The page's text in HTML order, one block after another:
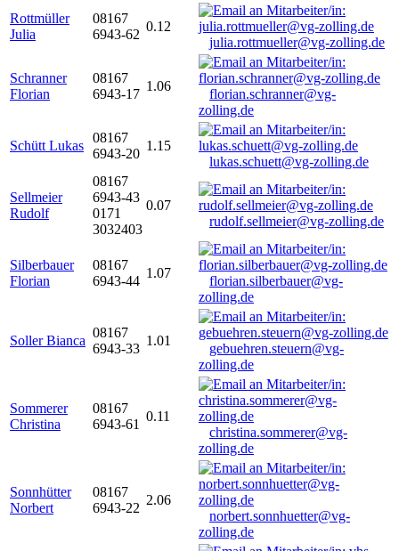
Rottmüller
Julia
08167
6943-62
0.12
julia.rottmueller@vg-zolling.de
Schranner
Florian
08167
6943-17
1.06
florian.schranner@vg-
zolling.de
Schütt Lukas
08167
6943-20
1.15
lukas.schuett@vg-zolling.de
Sellmeier
Rudolf
08167
6943-43
0171
3032403
0.07
rudolf.sellmeier@vg-zolling.de
Silberbauer
Florian
08167
6943-44
1.07
florian.silberbauer@vg-
zolling.de
Soller Bianca
08167
6943-33
1.01
gebuehren.steuern@vg-
zolling.de
Sommerer
Christina
08167
6943-61
0.11
christina.sommerer@vg-
zolling.de
Sonnhütter
Norbert
08167
6943-22
2.06
norbert.sonnhuetter@vg-
zolling.de